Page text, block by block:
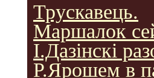
Трускавець.
Маршалок
І.Дазінскі
Р.Ярошем в